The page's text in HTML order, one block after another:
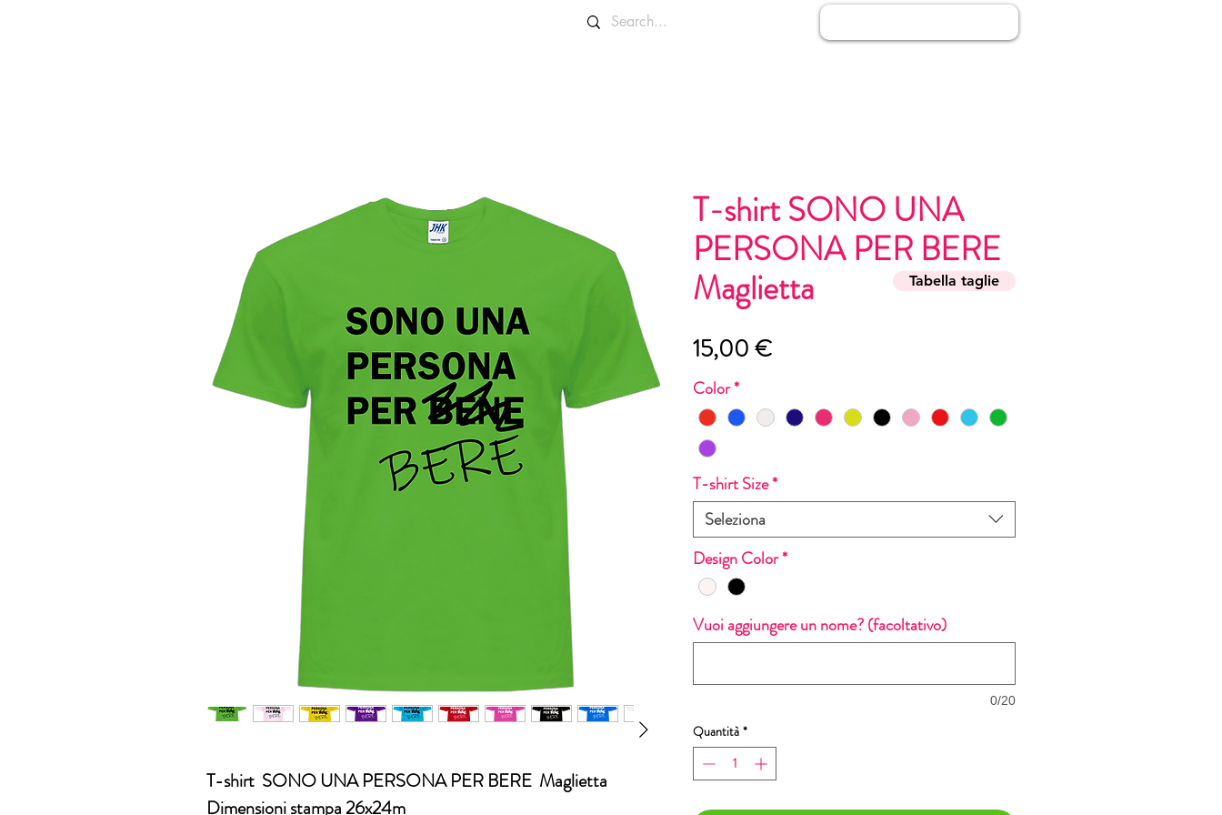
INFO E CONTATTI
T-shirt SONO UNA PERSONA PER BERE Maglietta
Dimensioni stampa 26x24m
T-shirt SONO UNA
PERSONA PER BERE
Maglietta
15,00 €Prezzo
Color*
T-shirt Size*
Seleziona
Design Color*
Vuoi aggiungere un nome? (facoltativo)
0/20
Quantità *
Tabella taglie